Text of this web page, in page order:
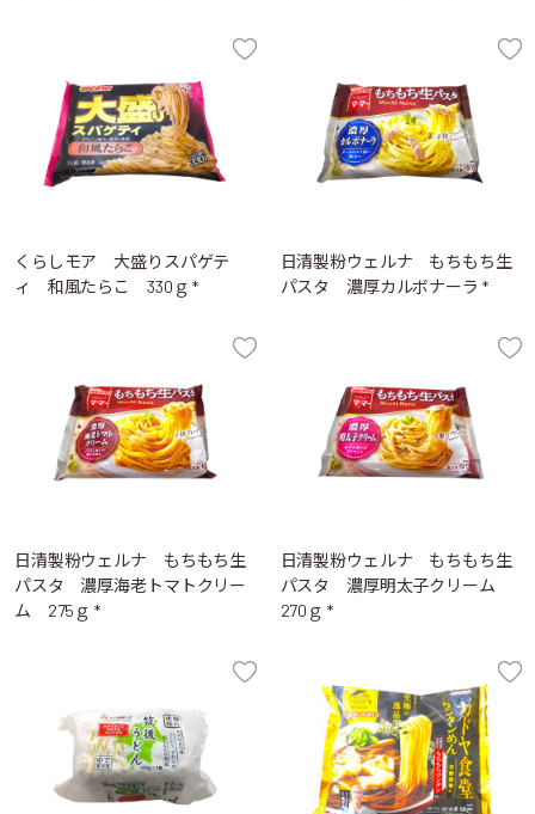
くらしモア 大盛りスパゲテ
ィ 和風たらこ 330ｇ *
日清製粉ウェルナ もちもち生
パスタ 濃厚カルボナーラ *
日清製粉ウェルナ もちもち生
パスタ 濃厚海老トマトクリー
ム 275ｇ *
日清製粉ウェルナ もちもち生
パスタ 濃厚明太子クリーム
270ｇ *